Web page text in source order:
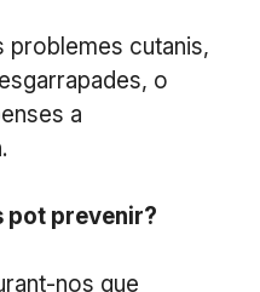
problemes cutanis,
o
a
pot prevenir?
nos que